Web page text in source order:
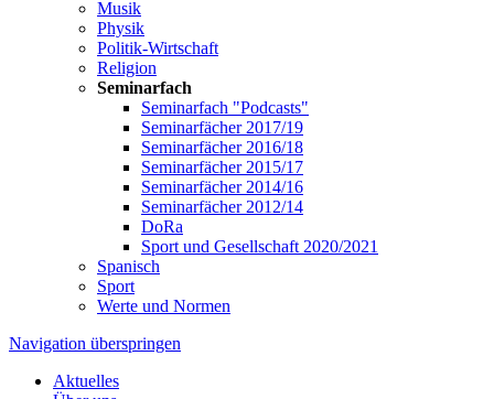
Musik
Physik
Politik-Wirtschaft
Religion
Seminarfach
Seminarfach "Podcasts"
Seminarfächer 2017/19
Seminarfächer 2016/18
Seminarfächer 2015/17
Seminarfächer 2014/16
Seminarfächer 2012/14
DoRa
Sport und Gesellschaft 2020/2021
Spanisch
Sport
Werte und Normen
Navigation überspringen
Aktuelles